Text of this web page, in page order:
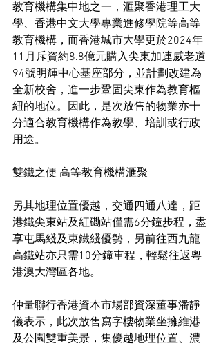
教育機構集中地之一，滙聚香港理工大
學、香港中文大學專業進修學院等高等
教育機構，而香港城市大學更於2024年
11月斥資約8.8億元購入尖東加連威老道
94號明輝中心基座部分，並計劃改建為
全新校舍，進一步鞏固尖東作為教育樞
紐的地位。因此，是次放售的物業亦十
分適合教育機構作為教學、培訓或行政
用途。
雙鐵之便 高等教育機構滙聚
另其地理位置優越，交通四通八達，距
港鐵尖東站及紅磡站僅需6分鐘步程，盡
享屯馬綫及東鐵綫優勢，另前往西九龍
高鐵站亦只需10分鐘車程，輕鬆往返粵
港澳大灣區各地。
仲量聯行香港資本市場部資深董事潘靜
儀表示，此次放售寫字樓物業坐擁維港
及公園雙重美景，集優越地理位置、濃